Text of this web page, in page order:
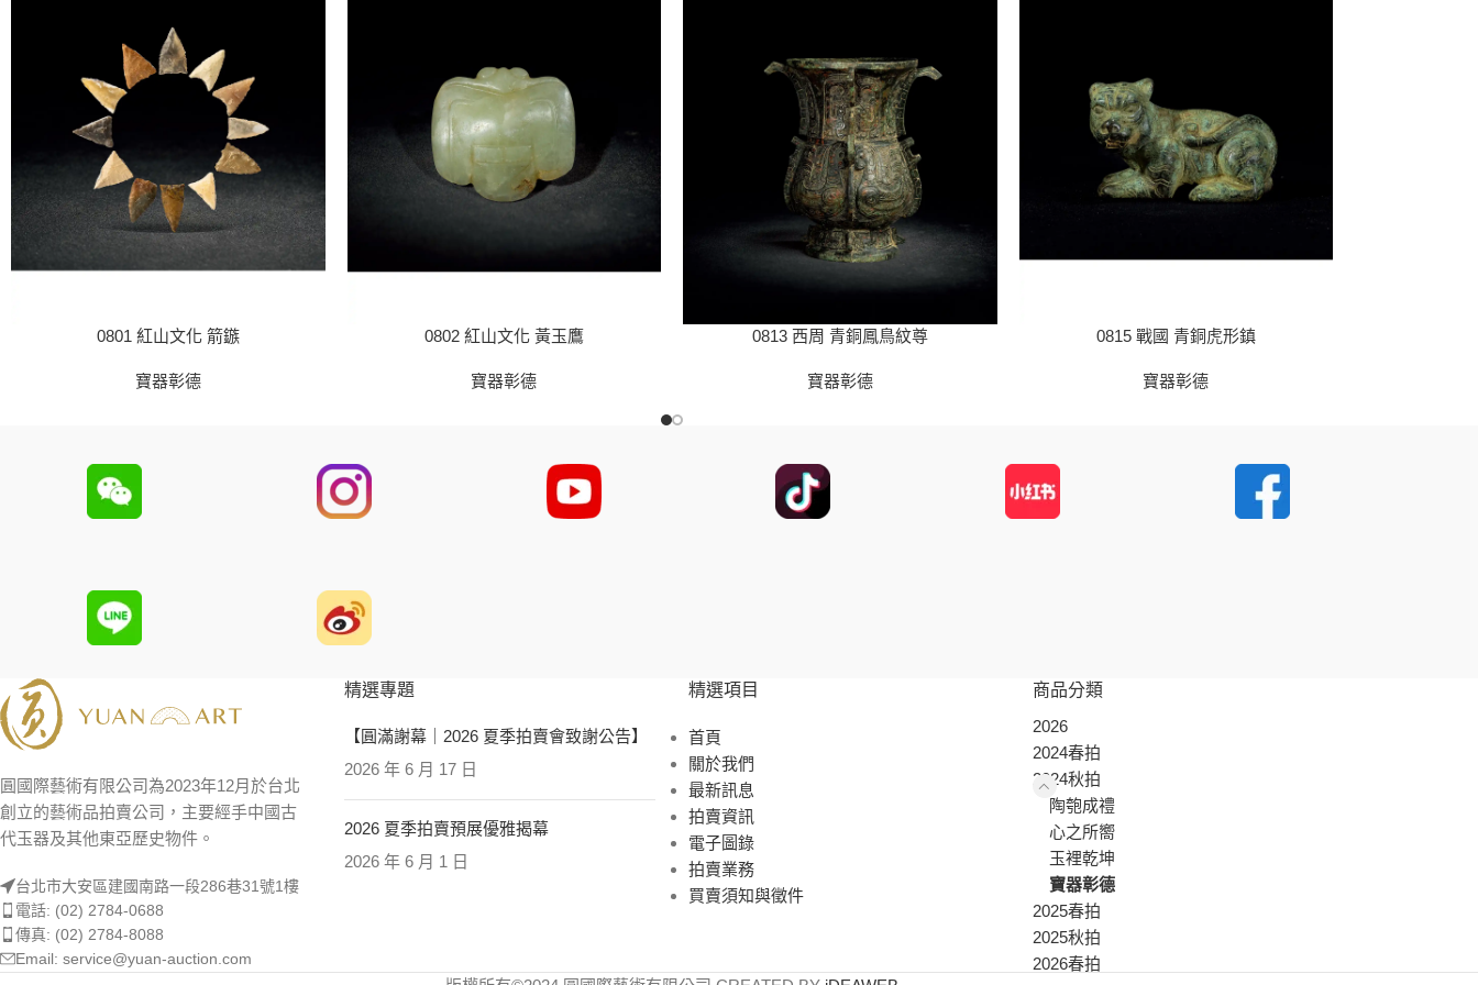
0801 紅山文化 箭鏃
寶器彰德
0802 紅山文化 黃玉鷹
寶器彰德
0813 西周 青銅鳳鳥紋尊
寶器彰德
0815 戰國 青銅虎形鎮
寶器彰德
圓國際藝術有限公司為2023年12月於台北
創立的藝術品拍賣公司，主要經手中國古
代玉器及其他東亞歷史物件。
台北市大安區建國南路一段286巷31號1樓
電話: (02) 2784-0688
傳真: (02) 2784-8088
Email: service@yuan-auction.com
精選專題
【圓滿謝幕｜2026 夏季拍賣會致謝公告】
2026 年 6 月 17 日
2026 夏季拍賣預展優雅揭幕
2026 年 6 月 1 日
精選項目
首頁
關於我們
最新訊息
拍賣資訊
電子圖錄
拍賣業務
買賣須知與徵件
商品分類
2026
2024春拍
2024秋拍
陶匏成禮
心之所嚮
玉裡乾坤
寶器彰德
2025春拍
2025秋拍
2026春拍